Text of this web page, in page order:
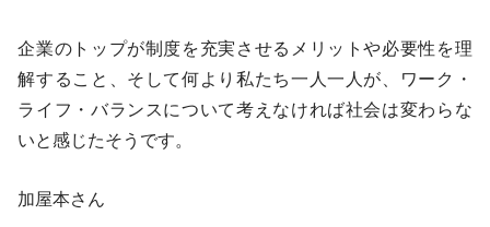
企業のトップが制度を充実させるメリットや必要性を理
解すること、そして何より私たち一人一人が、ワーク・
ライフ・バランスについて考えなければ社会は変わらな
いと感じたそうです。
加屋本さん